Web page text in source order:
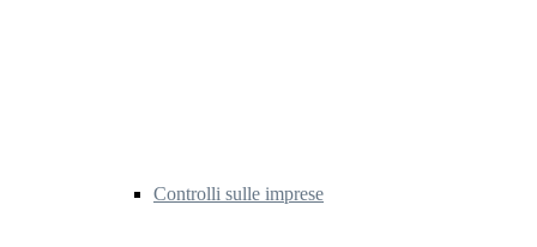
Controlli sulle imprese